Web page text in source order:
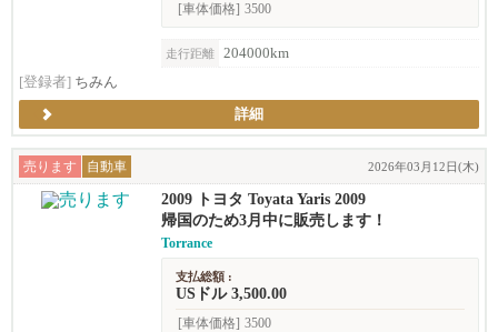
[車体価格] 3500
走行距離
204000km
[登録者] ちみん
詳細
売ります 自動車 2026年03月12日(木)
2009 トヨタ Toyata Yaris 2009
帰国のため3月中に販売します！
Torrance
支払総額 :
USドル 3,500.00
[車体価格] 3500